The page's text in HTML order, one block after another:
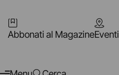
Abbonati al MagazineEventi